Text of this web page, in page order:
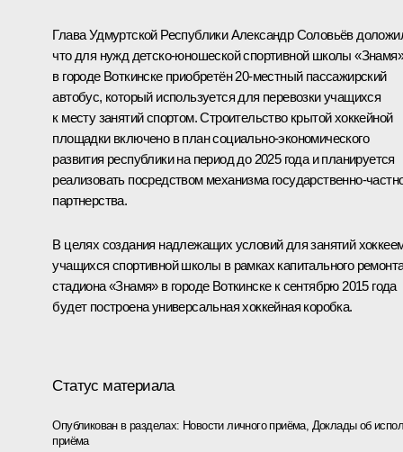
Глава Удмуртской Республики Александр Соловьёв
что для нужд детско-юношеской спортивной школы «Знамя»
в городе Воткинске приобретён 20-местный пассажирский
автобус, который используется для перевозки учащихся
к месту занятий спортом. Строительство крытой хоккейной
площадки включено в план социально-экономического
развития республики на период до 2025 года и планируется
реализовать посредством механизма государственно-
партнерства.
В целях создания надлежащих условий для занятий
учащихся спортивной школы в рамках капитального
стадиона «Знамя» в городе Воткинске к сентябрю 2015 года
будет построена универсальная хоккейная коробка.
Статус материала
Опубликован в разделах: Новости личного приёма, Доклады об
приёма